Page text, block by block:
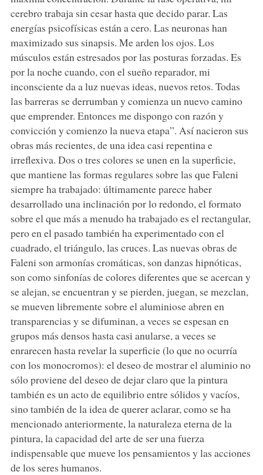
cerebro trabaja sin cesar hasta que decido parar. Las
energías psicofísicas están a cero. Las neuronas han
maximizado sus sinapsis. Me arden los ojos. Los
músculos están estresados por las posturas forzadas. Es
por la noche cuando, con el sueño reparador, mi
inconsciente da a luz nuevas ideas, nuevos retos. Todas
las barreras se derrumban y comienza un nuevo camino
que emprender. Entonces me dispongo con razón y
convicción y comienzo la nueva etapa”. Así nacieron sus
obras más recientes, de una idea casi repentina e
irreflexiva. Dos o tres colores se unen en la superficie,
que mantiene las formas regulares sobre las que Faleni
siempre ha trabajado: últimamente parece haber
desarrollado una inclinación por lo redondo, el formato
sobre el que más a menudo ha trabajado es el rectangular,
pero en el pasado también ha experimentado con el
cuadrado, el triángulo, las cruces. Las nuevas obras de
Faleni son armonías cromáticas, son danzas hipnóticas,
son como sinfonías de colores diferentes que se acercan y
se alejan, se encuentran y se pierden, juegan, se mezclan,
se mueven libremente sobre el aluminiose abren en
transparencias y se difuminan, a veces se espesan en
grupos más densos hasta casi anularse, a veces se
enrarecen hasta revelar la superficie (lo que no ocurría
con los monocromos): el deseo de mostrar el aluminio no
sólo proviene del deseo de dejar claro que la pintura
también es un acto de equilibrio entre sólidos y vacíos,
sino también de la idea de querer aclarar, como se ha
mencionado anteriormente, la naturaleza eterna de la
pintura, la capacidad del arte de ser una fuerza
indispensable que mueve los pensamientos y las acciones
de los seres humanos.